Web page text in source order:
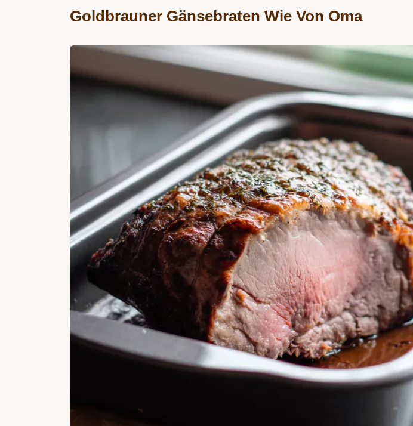
Goldbrauner Gänsebraten Wie Von Oma